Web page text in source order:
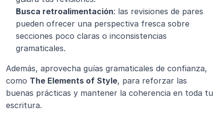
Busca retroalimentación: las revisiones de pares
pueden ofrecer una perspectiva fresca sobre
secciones poco claras o inconsistencias
gramaticales.
Además, aprovecha guías gramaticales de confianza,
como The Elements of Style, para reforzar las
buenas prácticas y mantener la coherencia en toda tu
escritura.